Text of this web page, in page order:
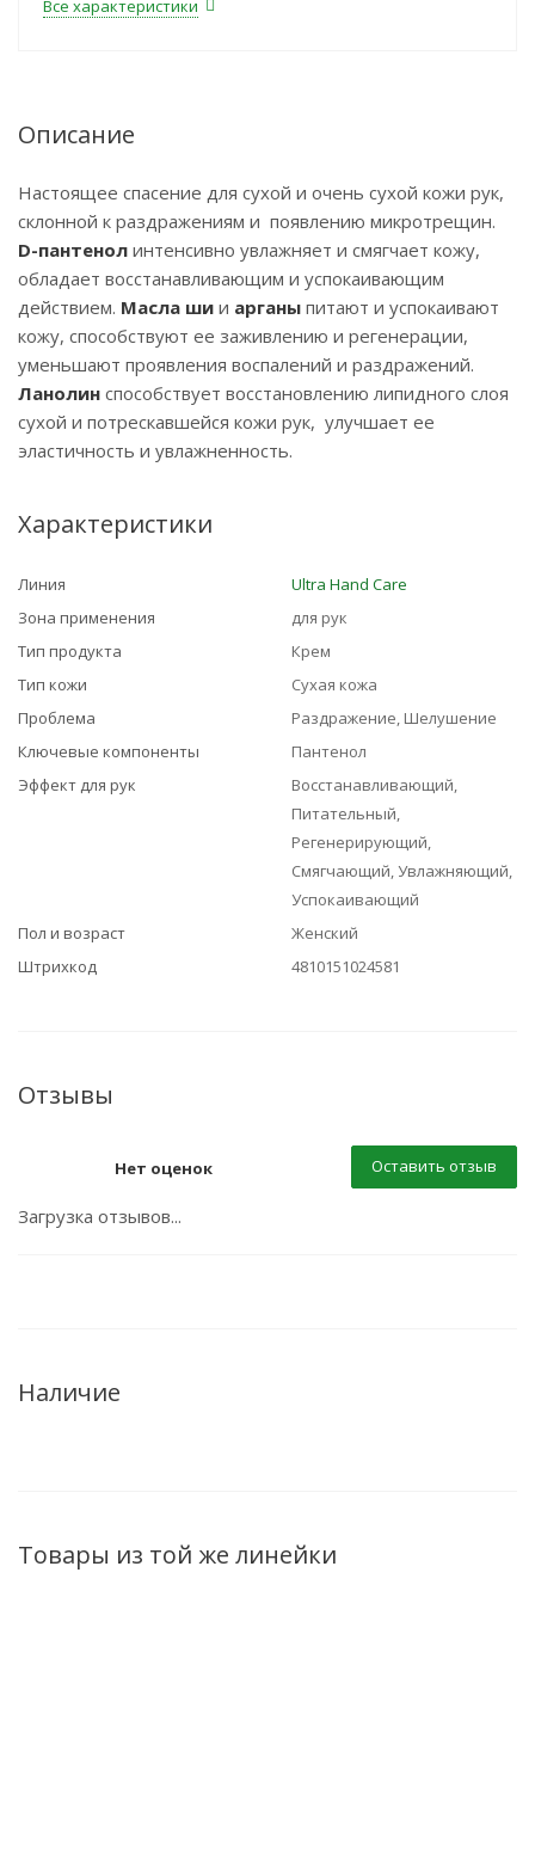
Все характеристики
Описание
Настоящее спасение для сухой и очень сухой кожи рук,
склонной к раздражениям и появлению микротрещин.
D-пантенол интенсивно увлажняет и смягчает кожу,
обладает восстанавливающим и успокаивающим
действием. Масла ши и арганы питают и успокаивают
кожу, способствуют ее заживлению и регенерации,
уменьшают проявления воспалений и раздражений.
Ланолин способствует восстановлению липидного слоя
сухой и потрескавшейся кожи рук, улучшает ее
эластичность и увлажненность.
Характеристики
Линия
Ultra Hand Care
Зона применения
для рук
Тип продукта
Крем
Тип кожи
Сухая кожа
Проблема
Раздражение, Шелушение
Ключевые компоненты
Пантенол
Эффект для рук
Восстанавливающий,
Питательный,
Регенерирующий,
Смягчающий, Увлажняющий,
Успокаивающий
Пол и возраст
Женский
Штрихкод
4810151024581
Отзывы
Нет оценок Оставить отзыв
Загрузка отзывов...
Наличие
Товары из той же линейки